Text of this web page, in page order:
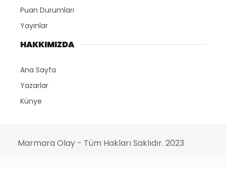
Puan Durumları
Yayınlar
HAKKIMIZDA
Ana Sayfa
Yazarlar
Künye
Marmara Olay - Tüm Hakları Saklıdır. 2023